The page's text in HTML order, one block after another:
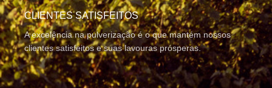
CLIENTES SATISFEITOS
A excelência na pulverização é o que mantém nossos
clientes satisfeitos e suas lavouras prósperas.